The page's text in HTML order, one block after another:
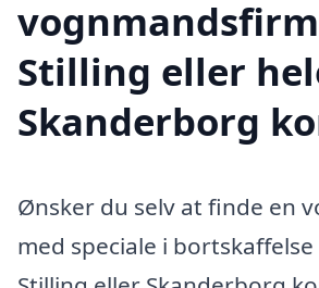
Stilling eller
Skanderborg
Ønsker du selv at finde en
med speciale i